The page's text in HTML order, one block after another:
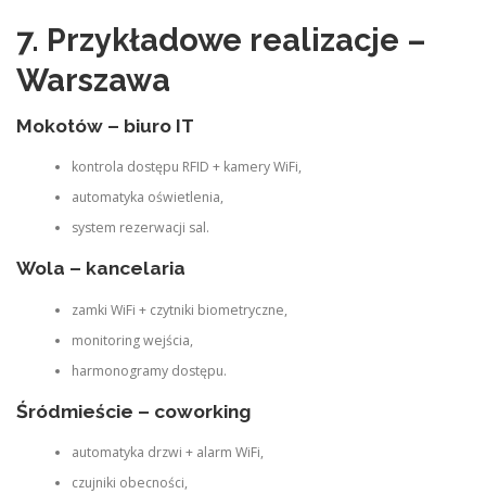
7. Przykładowe realizacje –
Warszawa
Mokotów – biuro IT
kontrola dostępu RFID + kamery WiFi,
automatyka oświetlenia,
system rezerwacji sal.
Wola – kancelaria
zamki WiFi + czytniki biometryczne,
monitoring wejścia,
harmonogramy dostępu.
Śródmieście – coworking
automatyka drzwi + alarm WiFi,
czujniki obecności,